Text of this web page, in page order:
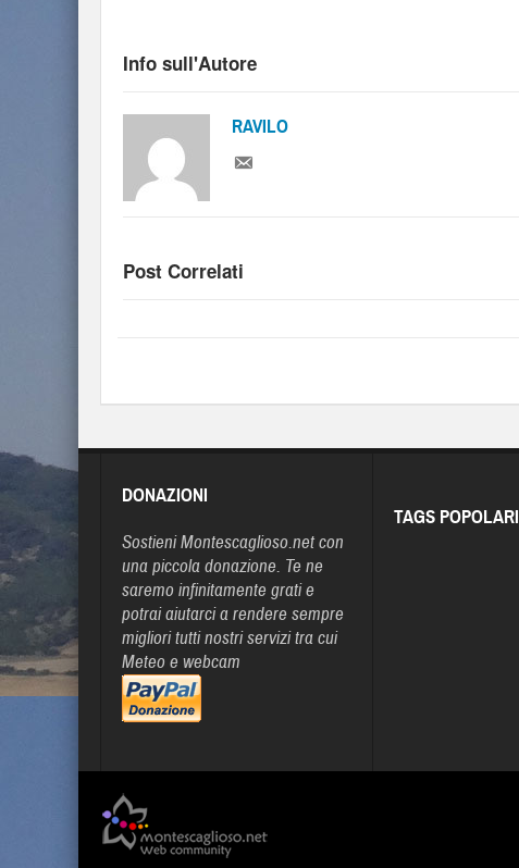
Info sull'Autore
RAVILO
Post Correlati
DONAZIONI
Sostieni Montescaglioso.net con
una piccola donazione. Te ne
saremo infinitamente grati e
potrai aiutarci a rendere sempre
migliori tutti nostri servizi tra cui
Meteo e webcam
TAGS POPOLARI